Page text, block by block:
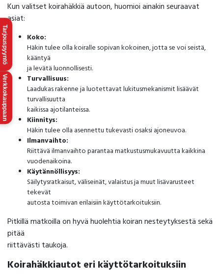
Kun valitset koirahäkkiä autoon, huomioi ainakin seuraavat
asiat:
Koko:
Häkin tulee olla koiralle sopivan kokoinen, jotta se voi seistä,
kääntyä
ja levätä luonnollisesti.
Turvallisuus:
Laadukas rakenne ja luotettavat lukitusmekanismit lisäävät
turvallisuutta
kaikissa ajotilanteissa.
Kiinnitys:
Häkin tulee olla asennettu tukevasti osaksi ajoneuvoa.
Ilmanvaihto:
Riittävä ilmanvaihto parantaa matkustusmukavuutta kaikkina
vuodenaikoina.
Käytännöllisyys:
Säilytysratkaisut, väliseinät, valaistus ja muut lisävarusteet
tekevät
autosta toimivan erilaisiin käyttötarkoituksiin.
Pitkillä matkoilla on hyvä huolehtia koiran nesteytyksestä sekä
pitää
riittävästi taukoja.
Koirahäkkiautot eri käyttötarkoituksiin
Tarjouspyyntö
Verkkokauppaan